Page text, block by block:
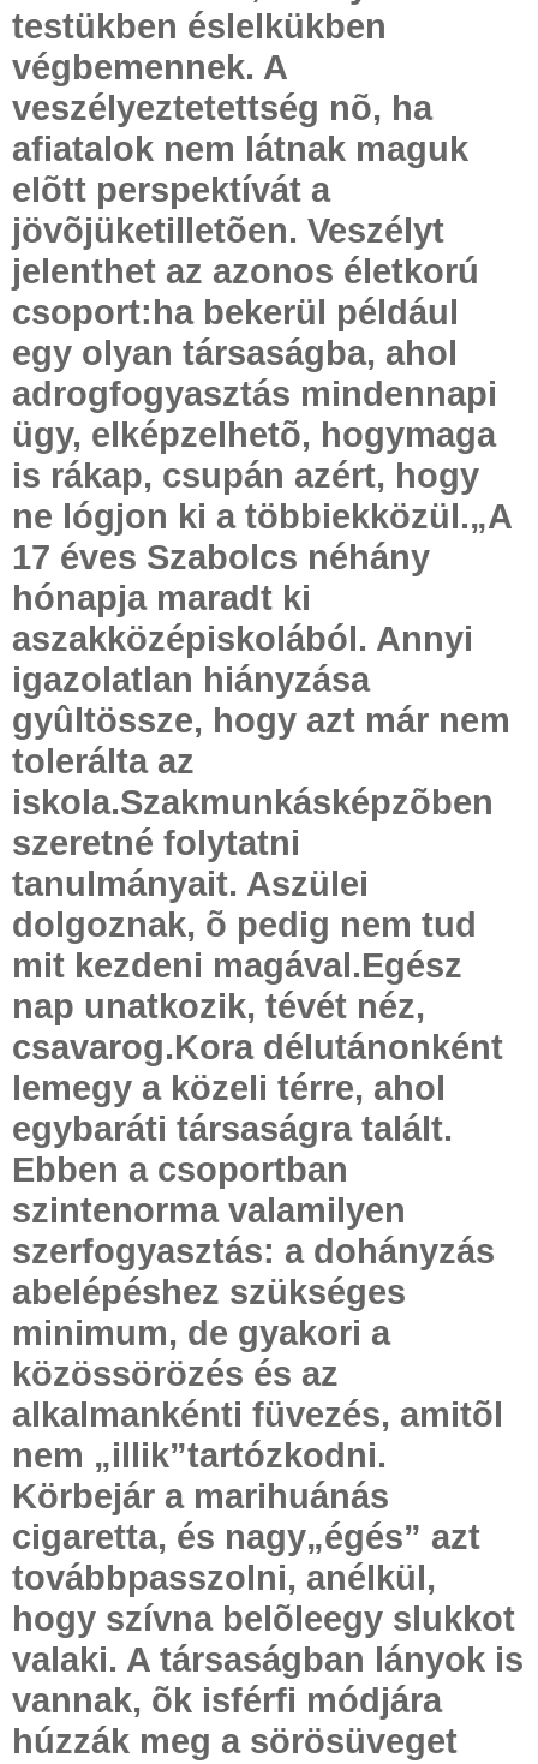
testükben éslelkükben
végbemennek. A
veszélyeztetettség nõ, ha
afiatalok nem látnak maguk
elõtt perspektívát a
jövõjüketilletõen. Veszélyt
jelenthet az azonos életkorú
csoport:ha bekerül például
egy olyan társaságba, ahol
adrogfogyasztás mindennapi
ügy, elképzelhetõ, hogymaga
is rákap, csupán azért, hogy
ne lógjon ki a többiekközül.„A
17 éves Szabolcs néhány
hónapja maradt ki
aszakközépiskolából. Annyi
igazolatlan hiányzása
gyûltössze, hogy azt már nem
tolerálta az
iskola.Szakmunkásképzõben
szeretné folytatni
tanulmányait. Aszülei
dolgoznak, õ pedig nem tud
mit kezdeni magával.Egész
nap unatkozik, tévét néz,
csavarog.Kora délutánonként
lemegy a közeli térre, ahol
egybaráti társaságra talált.
Ebben a csoportban
szintenorma valamilyen
szerfogyasztás: a dohányzás
abelépéshez szükséges
minimum, de gyakori a
közössörözés és az
alkalmankénti füvezés, amitõl
nem „illik”tartózkodni.
Körbejár a marihuánás
cigaretta, és nagy„égés” azt
továbbpasszolni, anélkül,
hogy szívna belõleegy slukkot
valaki. A társaságban lányok is
vannak, õk isférfi módjára
húzzák meg a sörösüveget